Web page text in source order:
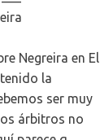
Negreira en El
la
ser muy
árbitros no